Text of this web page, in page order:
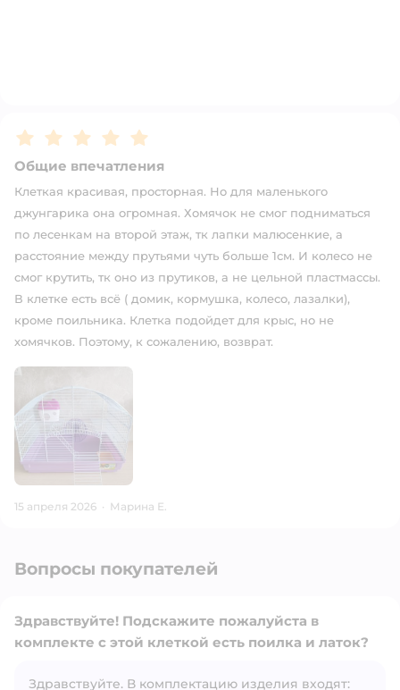
Рейтинг:5
Общие впечатления
Клеткая красивая, просторная. Но для маленького
джунгарика она огромная. Хомячок не смог подниматься
по лесенкам на второй этаж, тк лапки малюсенкие, а
расстояние между прутьями чуть больше 1см. И колесо не
смог крутить, тк оно из прутиков, а не цельной пластмассы.
В клетке есть всё ( домик, кормушка, колесо, лазалки),
кроме поильника. Клетка подойдет для крыс, но не
хомячков. Поэтому, к сожалению, возврат.
15 апреля 2026 · Марина Е.
Вопросы покупателей
Здравствуйте! Подскажите пожалуйста в
комплекте с этой клеткой есть поилка и латок?
Здравствуйте. В комплектацию изделия входят: